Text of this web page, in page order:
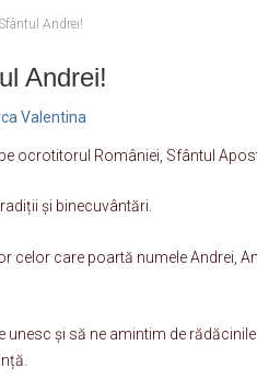
Andrei!
Andrei!
Valentina
ocrotitorul României, Sfântul
și binecuvântări.
celor care poartă numele Andrei,
unesc și să ne amintim de